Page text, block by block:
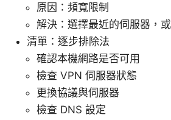
原因：頻寬限制
解決：選擇最近的伺服器，
清單：逐步排除法
確認本機網路是否可用
檢查 VPN 伺服器狀態
更換協議與伺服器
檢查 DNS 設定